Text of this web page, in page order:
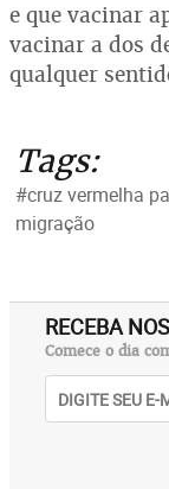
e que vacinar
vacinar a dos
qualquer
Tags:
#cruz vermelha
migração
RECEBA
Comece o dia